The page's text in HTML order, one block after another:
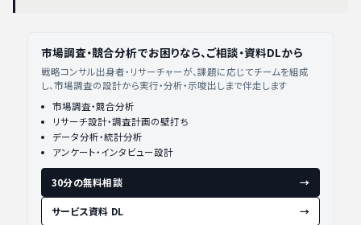
市場調査・競合分析でお困りなら、ご相談・資料DLから
戦略コンサル出身者・リサーチャーが、課題に応じてチームを組成
し、市場調査の設計から実行・分析・示唆出しまで伴走します
市場調査・競合分析
リサーチ設計・調査計画の壁打ち
データ分析・統計分析
アンケート・インタビュー設計
30分の無料相談 →
サービス資料 DL →